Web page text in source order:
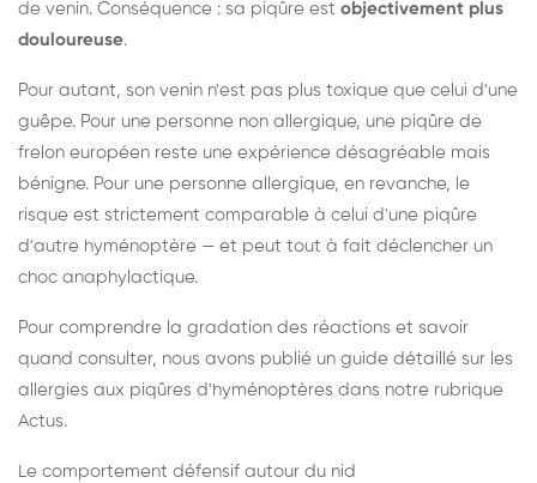
de venin. Conséquence : sa piqûre est objectivement plus
douloureuse.
Pour autant, son venin n'est pas plus toxique que celui d'une
guêpe. Pour une personne non allergique, une piqûre de
frelon européen reste une expérience désagréable mais
bénigne. Pour une personne allergique, en revanche, le
risque est strictement comparable à celui d'une piqûre
d'autre hyménoptère — et peut tout à fait déclencher un
choc anaphylactique.
Pour comprendre la gradation des réactions et savoir
quand consulter, nous avons publié un guide détaillé sur les
allergies aux piqûres d'hyménoptères dans notre rubrique
Actus.
Le comportement défensif autour du nid